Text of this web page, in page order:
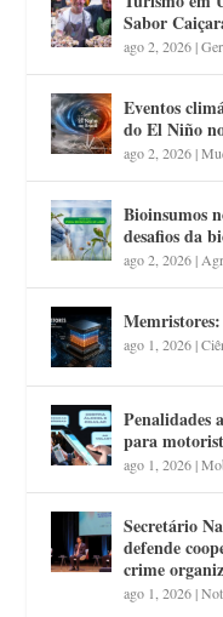
Sabor
ago 2, 2026|
Eventos
do El Niño
ago 2, 2026|
Bioinsumos
desafios da
ago 2, 2026|
ago 1, 2026|
Penalidades
para
ago 1, 2026|
Secretário
defende
crime
ago 1, 2026|